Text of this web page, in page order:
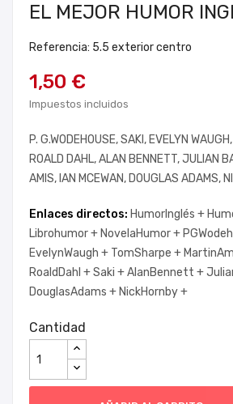
EL MEJOR HUMOR
Referencia: 5.5 exterior centro
1,50 €
Impuestos incluidos
P. G.WODEHOUSE, SAKI, EVELYN
ROALD DAHL, ALAN BENNETT, JULIAN
AMIS, IAN MCEWAN, DOUGLAS ADAMS,
Enlaces directos: HumorInglés +
Librohumor + NovelaHumor +
EvelynWaugh + TomSharpe +
RoaldDahl +Saki +AlanBennett +
DouglasAdams + NickHornby +
Cantidad